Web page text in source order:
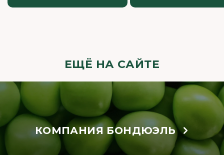
ЕЩЁ НА САЙТЕ
КОМПАНИЯ БОНДЮЭЛЬ